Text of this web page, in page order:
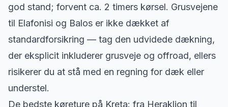
god stand; forvent ca. 2 timers kørsel. Grusvejene
til Elafonisi og Balos er ikke dækket af
standardforsikring — tag den udvidede dækning,
der eksplicit inkluderer grusveje og offroad, ellers
risikerer du at stå med en regning for dæk eller
understel.
De bedste køreture på Kreta: fra Heraklion til